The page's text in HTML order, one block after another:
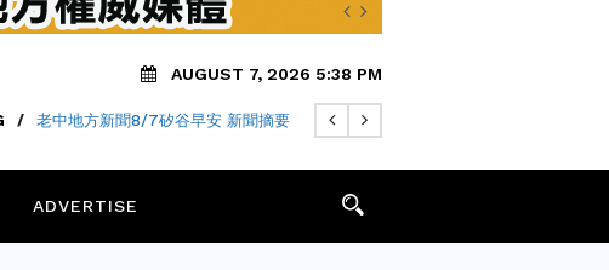
AUGUST 7, 2026 5:38 PM
/ 老中地方新聞8/7矽谷早安 新聞摘要
ADVERTISE